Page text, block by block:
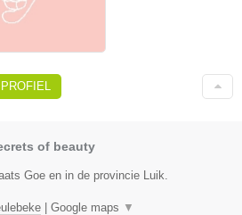
of beauty
Goe en in de provincie Luik.
| Google maps ▼